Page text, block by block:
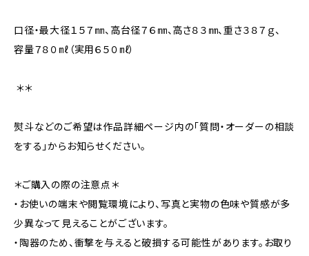
口径・最大径１５７㎜、高台径７６㎜、高さ８３㎜、重さ３８７ｇ、
容量７８０㎖（実用６５０㎖）
――――――――――――＊＊――――――――――――
熨斗などのご希望は作品詳細ページ内の「質問・オーダーの相談
をする」からお知らせください。
＊ご購入の際の注意点＊
・お使いの端末や閲覧環境により、写真と実物の色味や質感が多
少異なって見えることがございます。
・陶器のため、衝撃を与えると破損する可能性があります。お取り